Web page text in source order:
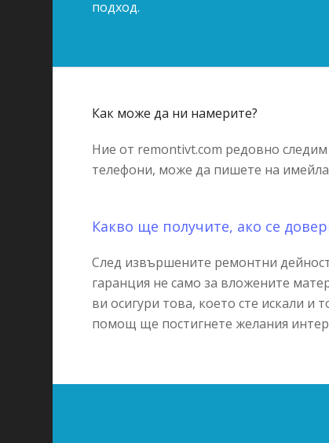
подход.
Как може да ни намерите?
Ние от remontivt.com редовно
телефони, може да пишете на
Какво ще получите, ако се
След извършените ремонтни
гаранция не само за вложените
ви осигури това, което сте искали
помощ ще постигнете желания